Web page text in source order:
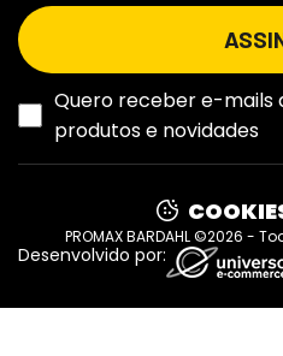
Quero receber e-mails
produtos e novidades
PROMAX BARDAHL ©2026 -
Desenvolvido por: